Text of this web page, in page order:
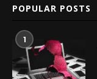
POPULAR POSTS
1